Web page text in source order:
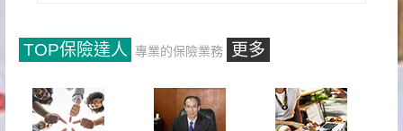
TOP保險達人 專業的保險業務 更多